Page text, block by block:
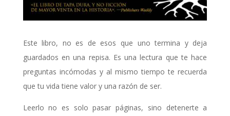
Este libro, no es de esos que uno termina y deja
guardados en una repisa. Es una lectura que te hace
preguntas incómodas y al mismo tiempo te recuerda
que tu vida tiene valor y una razón de ser.
Leerlo no es solo pasar páginas, sino detenerte a